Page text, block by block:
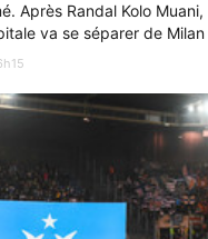
Après Randal Kolo
va se séparer de Milan